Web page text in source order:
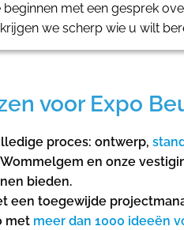
beginnen met een gesprek
we scherp wie u wilt
voor Expo
proces: ontwerp,
en onze
bieden.
een toegewijde
met meer dan 1000 ideeën